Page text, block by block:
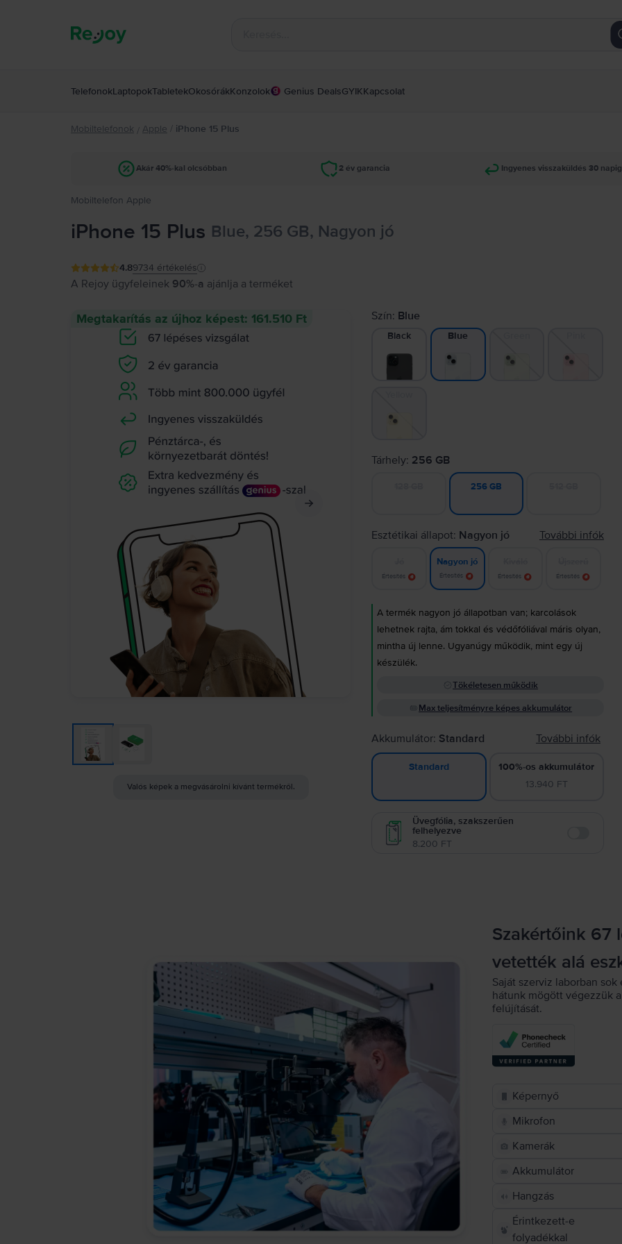
TelefonokLaptopokTabletekOkosórákKonzolok Genius DealsGYIKKapcsolat
Mobiltelefonok / Apple / iPhone 15 Plus
Akár 40%-kal olcsóbban 2 év garancia Ingyenes visszaküldés 30 napig
Mobiltelefon Apple
iPhone 15 Plus Blue, 256 GB, Nagyon jó
4.89734 értékelés
A Rejoy ügyfeleinek 90%-a ajánlja a terméket
Megtakarítás az újhoz képest: 161.510 Ft
Valós képek a megvásárolni kívánt termékről.
Szín: Blue
Black Blue
Tárhely: 256 GB
256 GB
Esztétikai állapot: Nagyon jó További infók
Értesítés
Nagyon jó
Értesítés Értesítés Értesítés
A termék nagyon jó állapotban van; karcolások
lehetnek rajta, ám tokkal és védőfóliával máris olyan,
mintha új lenne. Ugyanúgy működik, mint egy új
készülék.
Tökéletesen működik
Max teljesítményre képes akkumulátor
Akkumulátor: Standard További infók
Standard
100%-os akkumulátor
13.940 FT
Üvegfólia, szakszerűen
felhelyezve
8.200 FT
Szakértőink 67
vetették alá
Saját szerviz laborban
hátunk mögött végezzük
felújítását.
Képernyő
Mikrofon
Kamerák
Akkumulátor
Hangzás
Érintkezett-e
folyadékkal